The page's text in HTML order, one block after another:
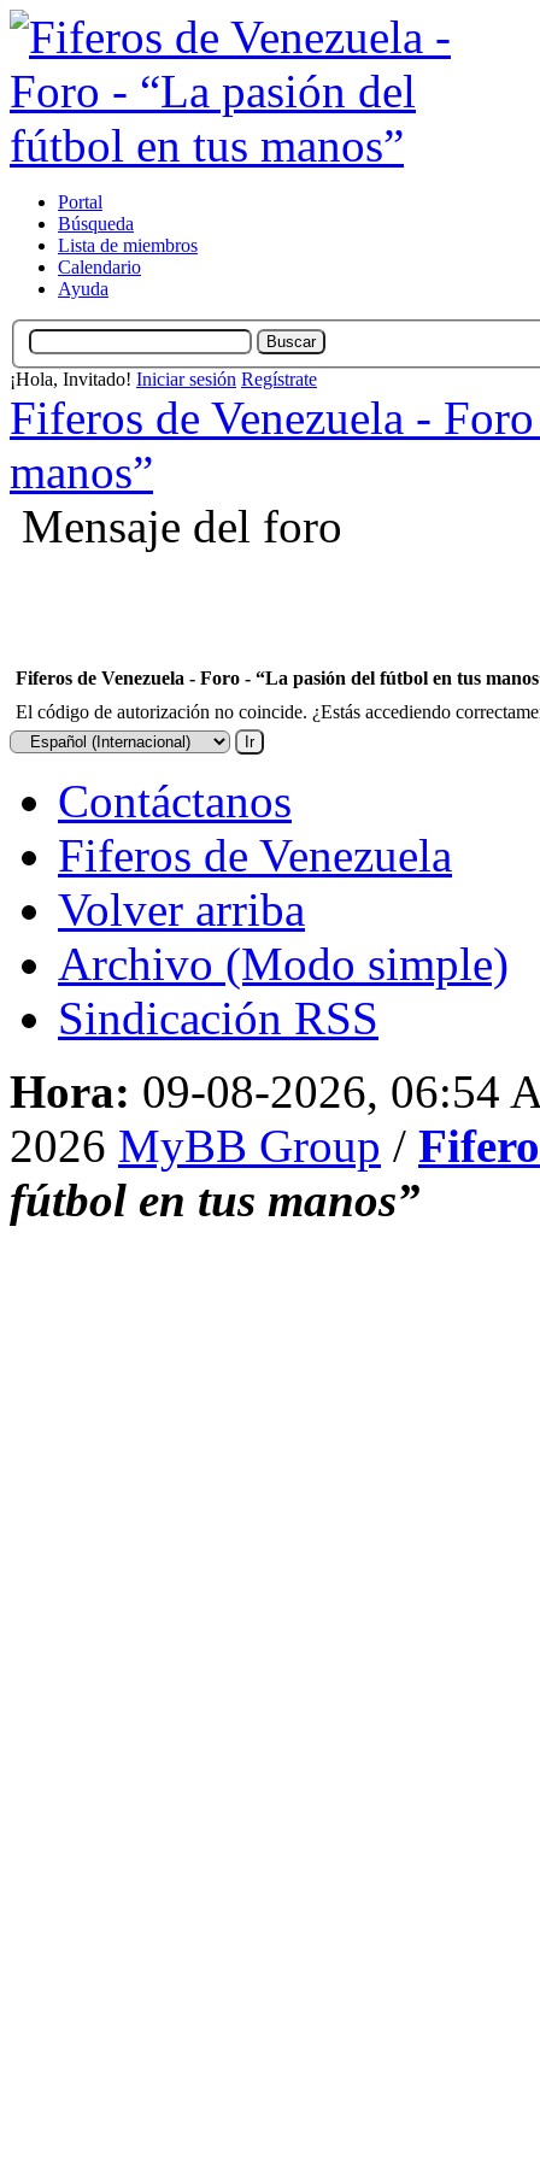
Portal
Búsqueda
Lista de miembros
Calendario
Ayuda
¡Hola, Invitado! Iniciar sesión Regístrate
Fiferos de Venezuela -
manos”
Mensaje del foro
Fiferos de Venezuela - Foro - “La pasión del fútbol en tus
El código de autorización no coincide. ¿Estás accediendo
Contáctanos
Fiferos de Venezuela
Volver arriba
Archivo (Modo simple)
Sindicación RSS
Hora: 09-08-2026, 06:54
2026 MyBB Group /
fútbol en tus manos”